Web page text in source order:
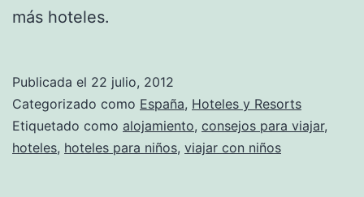
más hoteles.
Publicada el 22 julio, 2012
Categorizado como España, Hoteles y Resorts
Etiquetado como alojamiento, consejos para viajar,
hoteles, hoteles para niños, viajar con niños